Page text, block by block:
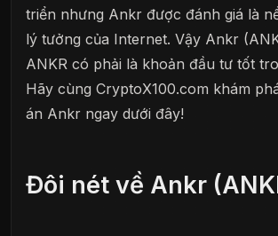
triển nhưng Ankr được đánh giá là
lý tưởng của Internet. Vậy Ankr
ANKR có phải là khoản đầu tư tốt
Hãy cùng CryptoX100.com khám
án Ankr ngay dưới đây!
Đôi nét về Ankr